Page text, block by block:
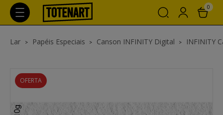
0
Lar Papéis Especiais Canson INFINITY Digital INFINITY
OFERTA